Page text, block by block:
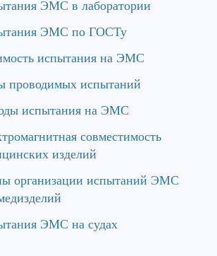
ЭМС в лаборатории
ЭМС по ГОСТу
испытания на ЭМС
проводимых испытаний
испытания на ЭМС
совместимость
изделий
организации испытаний ЭМС
ЭМС на судах